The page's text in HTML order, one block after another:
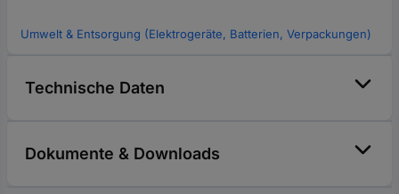
Umwelt & Entsorgung (Elektrogeräte, Batterien, Verpackungen)
Technische Daten
Dokumente & Downloads